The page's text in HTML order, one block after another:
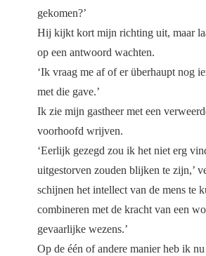
gekomen?’
Hij kijkt kort mijn richting uit, maar
op een antwoord wachten.
‘Ik vraag me af of er überhaupt nog
met die gave.’
Ik zie mijn gastheer met een
voorhoofd wrijven.
‘Eerlijk gezegd zou ik het niet erg
uitgestorven zouden blijken te zijn,’
schijnen het intellect van de mens te
combineren met de kracht van een
gevaarlijke wezens.’
Op de één of andere manier heb ik